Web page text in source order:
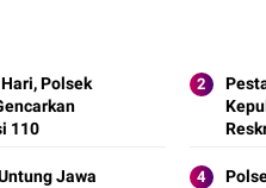
Polsek
110
Jawa